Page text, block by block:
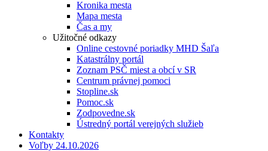
Kronika mesta
Mapa mesta
Čas a my
Užitočné odkazy
Online cestovné poriadky MHD Šaľa
Katastrálny portál
Zoznam PSČ miest a obcí v SR
Centrum právnej pomoci
Stopline.sk
Pomoc.sk
Zodpovedne.sk
Ústredný portál verejných služieb
Kontakty
Voľby 24.10.2026